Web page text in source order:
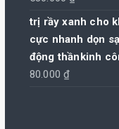
trị rầy xanh cho
cực nhanh dọn
động thầnkinh
80.000₫